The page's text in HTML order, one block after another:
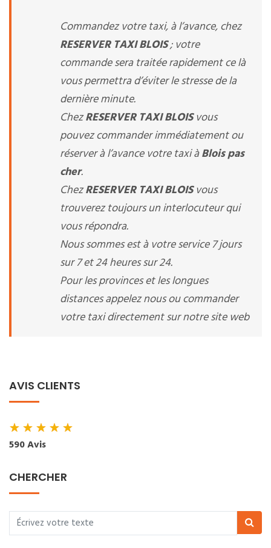
Commandez votre taxi, à l’avance, chez
RESERVER TAXI BLOIS; votre
commande sera traitée rapidement ce là
vous permettra d’éviter le stresse de la
dernière minute.
ChezRESERVER TAXI BLOISvous
pouvez commander immédiatement ou
réserver à l’avance votre taxi àBlois pas
cher.
ChezRESERVER TAXI BLOISvous
trouverez toujours un interlocuteur qui
vous répondra.
Nous sommes est à votre service 7 jours
sur 7 et 24 heures sur 24.
Pour les provinces et les longues
distances appelez nous ou commander
votre taxi directement sur notre site web
AVIS CLIENTS
★★★★★
590 Avis
CHERCHER